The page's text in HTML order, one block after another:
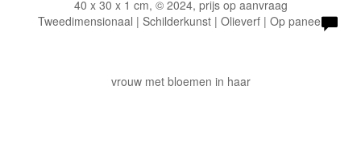
40 x 30 x 1 cm, © 2024, prijs op aanvraag
Tweedimensionaal | Schilderkunst | Olieverf | Op paneel
vrouw met bloemen in haar